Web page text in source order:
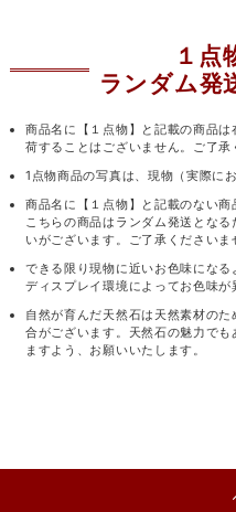
１点
ランダム発
商品名に【１点物】と記載の商品
荷することはございません。ご了承
1点物商品の写真は、現物（実際に
商品名に【１点物】と記載のない商
こちらの商品はランダム発送とな
いがございます。ご了承くださいま
できる限り現物に近いお色味にな
ディスプレイ環境によってお色味が
自然が育んだ天然石は天然素材の
合がございます。天然石の魅力で
ますよう、お願いいたします。